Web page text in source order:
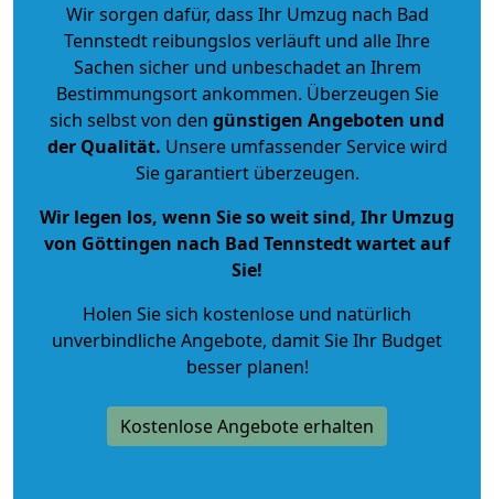
Wir sorgen dafür, dass Ihr Umzug nach Bad
Tennstedt reibungslos verläuft und alle Ihre
Sachen sicher und unbeschadet an Ihrem
Bestimmungsort ankommen. Überzeugen Sie
sich selbst von den günstigen Angeboten und
der Qualität. Unsere umfassender Service wird
Sie garantiert überzeugen.
Wir legen los, wenn Sie so weit sind, Ihr Umzug
von Göttingen nach Bad Tennstedt wartet auf
Sie!
Holen Sie sich kostenlose und natürlich
unverbindliche Angebote, damit Sie Ihr Budget
besser planen!
Kostenlose Angebote erhalten